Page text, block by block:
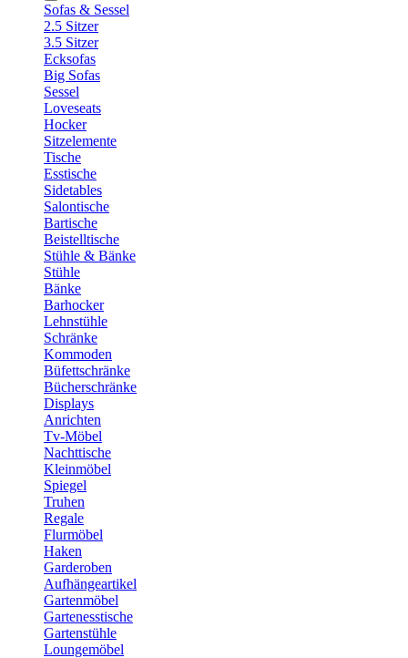
Sofas & Sessel
2.5 Sitzer
3.5 Sitzer
Ecksofas
Big Sofas
Sessel
Loveseats
Hocker
Sitzelemente
Tische
Esstische
Sidetables
Salontische
Bartische
Beistelltische
Stühle & Bänke
Stühle
Bänke
Barhocker
Lehnstühle
Schränke
Kommoden
Büfettschränke
Bücherschränke
Displays
Anrichten
Tv-Möbel
Nachttische
Kleinmöbel
Spiegel
Truhen
Regale
Flurmöbel
Haken
Garderoben
Aufhängeartikel
Gartenmöbel
Gartenesstische
Gartenstühle
Loungemöbel